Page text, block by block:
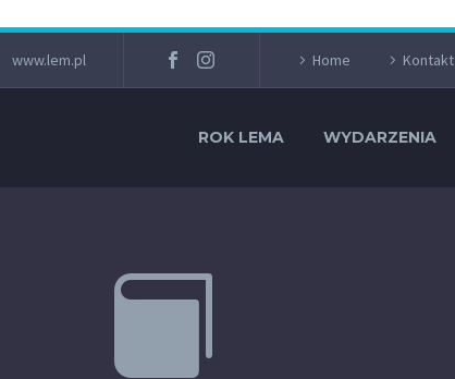
www.lem.pl Home Kontakt
ROK LEMA WYDARZENIA

